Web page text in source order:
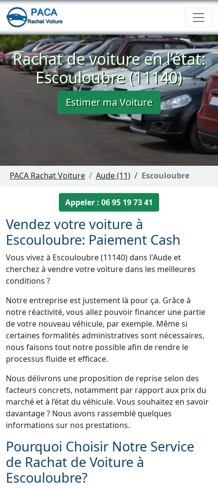
Rachat de voiture en l’état:
Escouloubre (11140)
Estimer ma Voiture
PACA Rachat Voiture Aude (11) Escouloubre
Appeler : 06 95 19 73 41
Vendez votre voiture à
Escouloubre: Paiement Cash
Vous vivez à Escouloubre (11140) dans l'Aude et
cherchez à vendre votre voiture dans les meilleures
conditions ?
Notre entreprise est justement là pour ça. Grâce à
notre réactivité, vous allez pouvoir financer une partie
de votre nouveau véhicule, par exemple. Même si
certaines formalités administratives sont nécessaires,
nous faisons tout notre possible afin de rendre le
processus fluide et efficace.
Nous délivrons une proposition de reprise selon des
facteurs concrets, notamment par rapport aux prix du
marché et à l’état du véhicule. Vous souhaitez en savoir
davantage ? Nous avons rassemblé quelques
informations sur nos prestations.
Pourquoi Choisir Notre Service
de Rachat de Voiture à
Escouloubre?